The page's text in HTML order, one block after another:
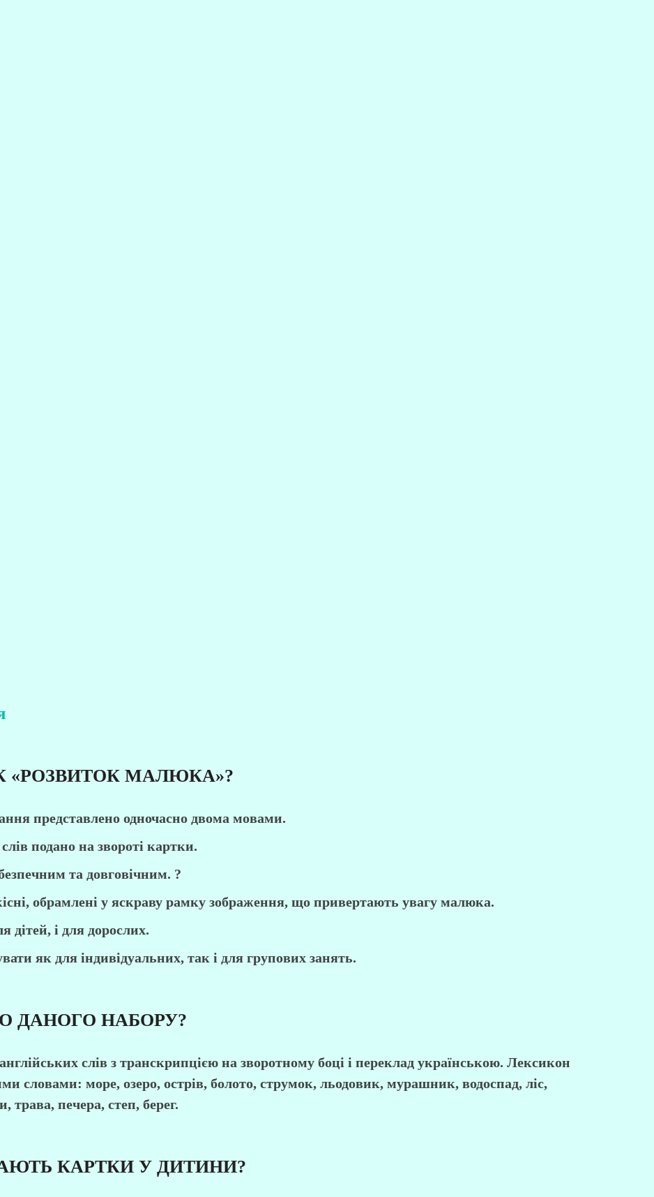
«РОЗВИТОК МАЛЮКА»?
представлено одночасно двома мовами.
подано на звороті картки.
та довговічним. ?
обрамлені у яскраву рамку зображення, що привертають увагу малюка.
дітей, і для дорослих.
як для індивідуальних, так і для групових занять.
ДАНОГО НАБОРУ?
слів з транскрипцією на зворотному боці і переклад українською. Лексикон
словами: море, озеро, острів, болото, струмок, льодовик, мурашник, водоспад, ліс,
трава, печера, степ, берег.
КАРТКИ У ДИТИНИ?